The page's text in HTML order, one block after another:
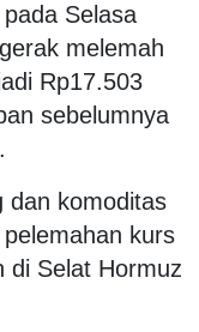
Selasa
melemah
Rp17.503
sebelumnya
dan komoditas
kurs
di Selat Hormuz